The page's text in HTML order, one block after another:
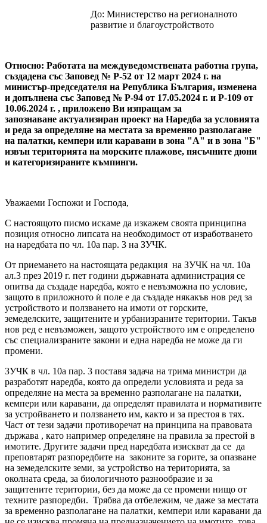
До: Министерство на регионалното
развитие и благоустройството
Относно: Работата на междуведомствената работна група,
създадена със Заповед № Р-52 от 12 март 2024 г. на
министър-председателя на Република България, изменена
и допълнена със Заповед № Р-94 от 17.05.2024 г. и Р-109 от
10.06.2024 г. , приложено Ви изпращам за
запознаване актуализиран проект на Наредба за условията
и реда за определяне на местата за временно разполагане
на палатки, кемпери или каравани в зона "А" и в зона "Б"
извън територията на морските плажове, пясъчните дюни
и категоризираните къмпинги.
Уважаеми Госпожи и Господа,
С настоящото писмо искаме да изкажем своята принципна
позиция относно липсата на необходимост от изработването
на наредбата по чл. 10а пар. 3 на ЗУЧК.
От приемането на настоящата редакция на ЗУЧК на чл. 10а
ал.3 през 2019 г. пет години държавната администрация се
опитва да създаде наредба, която е невъзможна по условие,
защото в приложното ѝ поле е да създаде някакъв нов ред за
устройството и ползването на имоти от горските,
земеделските, защитените и урбанизраните територии. Такъв
нов ред е невъзможен, защото устройството им е определено
със специализраните закони и една наредба не може да ги
промени.
ЗУЧК в чл. 10а пар. 3 поставя задача на трима министри да
разработят наредба, която да определи условията и реда за
определяне на места за временно разполагане на палатки,
кемпери или каравани, да определят правилата и нормативите
за устройването и ползването им, както и за престоя в тях.
Част от тези задачи противоречат на принципа на правовата
държава , като например определяне на правила за престой в
имотите. Другите задачи пред наредбата изискват да се да
преповтарят разпоредбите на законите за горите, за опазване
на земеделските земи, за устройство на територията, за
околната среда, за биологичното разнообразие и за
защитените територии, без да може да се промени нищо от
техните разпоредби. Трябва да отбележим, че даже за местата
за временно разполагане на палатки, кемпери или каравани да